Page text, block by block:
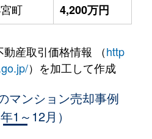
町 4,200万円
産取引価格情報 （http
）を加工して作成
マンション売却事例
1～12月）